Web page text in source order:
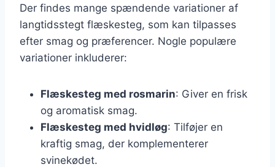
Der findes mange spændende variationer af
langtidsstegt flæskesteg, som kan tilpasses
efter smag og præferencer. Nogle populære
variationer inkluderer:
Flæskesteg med rosmarin: Giver en frisk
og aromatisk smag.
Flæskesteg med hvidløg: Tilføjer en
kraftig smag, der komplementerer
svinekødet.